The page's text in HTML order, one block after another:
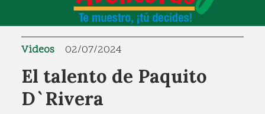
El talento de Paquito
D`Rivera
Videos 02/07/2024